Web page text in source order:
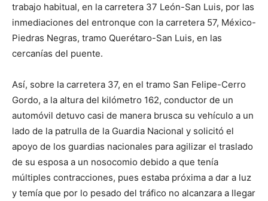
trabajo habitual, en la carretera 37 León-San Luis, por las
inmediaciones del entronque con la carretera 57, México-
Piedras Negras, tramo Querétaro-San Luis, en las
cercanías del puente.
Así, sobre la carretera 37, en el tramo San Felipe-Cerro
Gordo, a la altura del kilómetro 162, conductor de un
automóvil detuvo casi de manera brusca su vehículo a un
lado de la patrulla de la Guardia Nacional y solicitó el
apoyo de los guardias nacionales para agilizar el traslado
de su esposa a un nosocomio debido a que tenía
múltiples contracciones, pues estaba próxima a dar a luz
y temía que por lo pesado del tráfico no alcanzara a llegar